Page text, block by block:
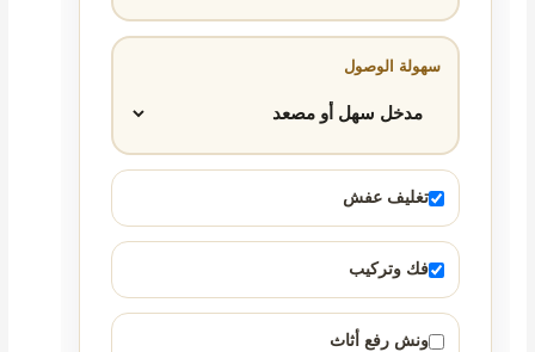
سهولة الوصول
تغليف عفش
فك وتركيب
ونش رفع أثاث